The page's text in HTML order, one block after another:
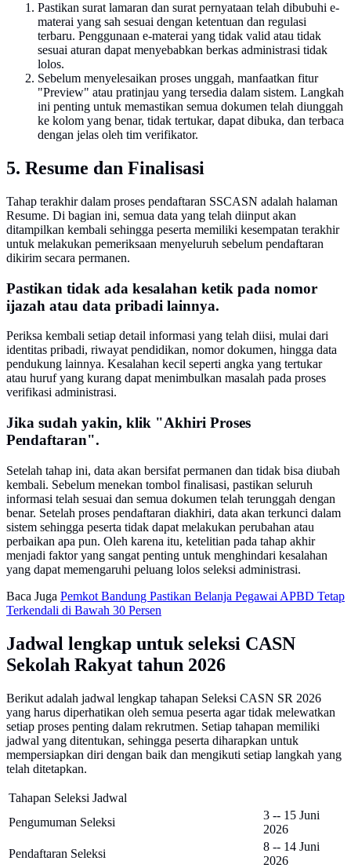
Pastikan surat lamaran dan surat pernyataan telah dibubuhi e-
materai yang sah sesuai dengan ketentuan dan regulasi
terbaru. Penggunaan e-materai yang tidak valid atau tidak
sesuai aturan dapat menyebabkan berkas administrasi tidak
lolos.
Sebelum menyelesaikan proses unggah, manfaatkan fitur
"Preview" atau pratinjau yang tersedia dalam sistem. Langkah
ini penting untuk memastikan semua dokumen telah diunggah
ke kolom yang benar, tidak tertukar, dapat dibuka, dan terbaca
dengan jelas oleh tim verifikator.
5. Resume dan Finalisasi
Tahap terakhir dalam proses pendaftaran SSCASN adalah halaman
Resume. Di bagian ini, semua data yang telah diinput akan
ditampilkan kembali sehingga peserta memiliki kesempatan terakhir
untuk melakukan pemeriksaan menyeluruh sebelum pendaftaran
dikirim secara permanen.
Pastikan tidak ada kesalahan ketik pada nomor
ijazah atau data pribadi lainnya.
Periksa kembali setiap detail informasi yang telah diisi, mulai dari
identitas pribadi, riwayat pendidikan, nomor dokumen, hingga data
pendukung lainnya. Kesalahan kecil seperti angka yang tertukar
atau huruf yang kurang dapat menimbulkan masalah pada proses
verifikasi administrasi.
Jika sudah yakin, klik "Akhiri Proses
Pendaftaran".
Setelah tahap ini, data akan bersifat permanen dan tidak bisa diubah
kembali. Sebelum menekan tombol finalisasi, pastikan seluruh
informasi telah sesuai dan semua dokumen telah terunggah dengan
benar. Setelah proses pendaftaran diakhiri, data akan terkunci dalam
sistem sehingga peserta tidak dapat melakukan perubahan atau
perbaikan apa pun. Oleh karena itu, ketelitian pada tahap akhir
menjadi faktor yang sangat penting untuk menghindari kesalahan
yang dapat memengaruhi peluang lolos seleksi administrasi.
Baca Juga Pemkot Bandung Pastikan Belanja Pegawai APBD Tetap
Terkendali di Bawah 30 Persen
Jadwal lengkap untuk seleksi CASN
Sekolah Rakyat tahun 2026
Berikut adalah jadwal lengkap tahapan Seleksi CASN SR 2026
yang harus diperhatikan oleh semua peserta agar tidak melewatkan
setiap proses penting dalam rekrutmen. Setiap tahapan memiliki
jadwal yang ditentukan, sehingga peserta diharapkan untuk
mempersiapkan diri dengan baik dan mengikuti setiap langkah yang
telah ditetapkan.
Tahapan Seleksi Jadwal
Pengumuman Seleksi
3 -- 15 Juni
2026
Pendaftaran Seleksi
8 -- 14 Juni
2026